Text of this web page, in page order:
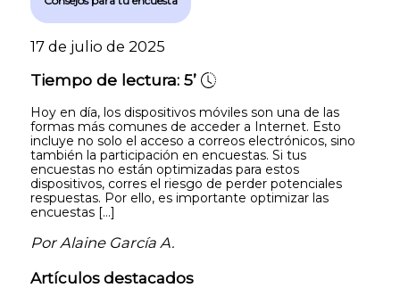
17 de julio de 2025
Tiempo de lectura: 5’
Hoy en día, los dispositivos móviles son una de las
formas más comunes de acceder a Internet. Esto
incluye no solo el acceso a correos electrónicos, sino
también la participación en encuestas. Si tus
encuestas no están optimizadas para estos
dispositivos, corres el riesgo de perder potenciales
respuestas. Por ello, es importante optimizar las
encuestas […]
Por Alaine García A.
Artículos destacados